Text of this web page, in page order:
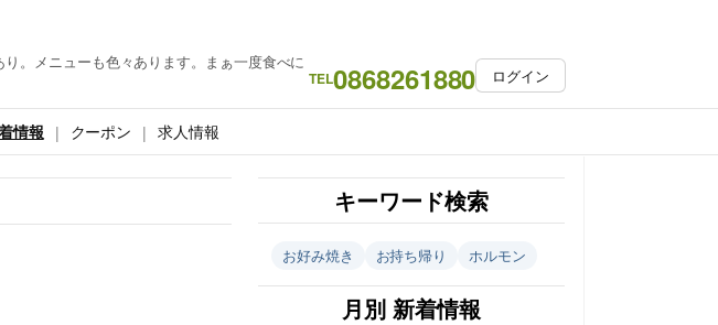
。メニューも色々あります。まぁ一度食べに
TEL0868261880 ログイン
情報 クーポン 求人情報
キーワード検索
お好み焼き お持ち帰り ホルモン
月別 新着情報